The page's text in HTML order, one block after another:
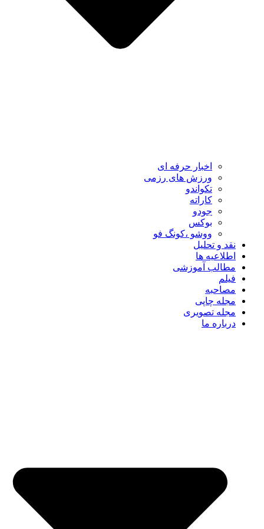
اخبار حرفه ای
ورزش های رزمی
تکواندو
کاراته
جودو
بوکس
ووشو ،کونگ فو
نقد و تحلیل
اطلاعیه ها
مطالب آموزشی
فیلم
مصاحبه
مجله چاپی
مجله تصویری
درباره ما